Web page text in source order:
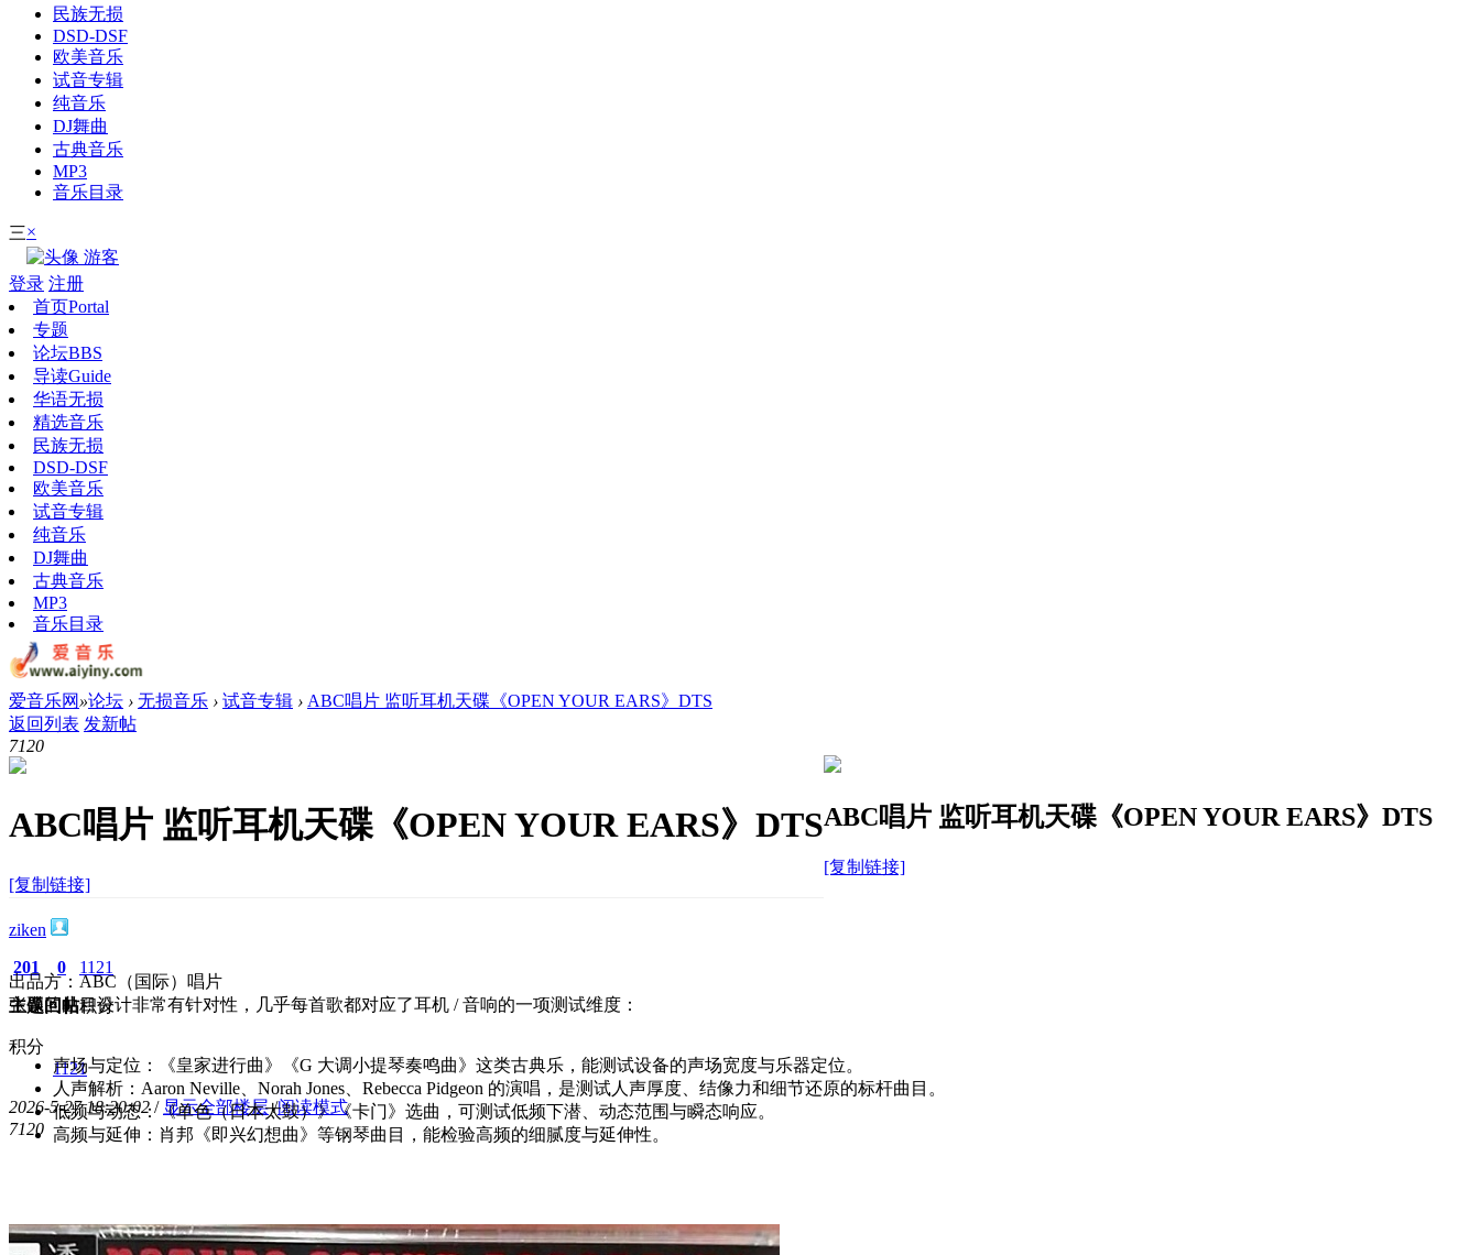
民族无损
DSD-DSF
欧美音乐
试音专辑
纯音乐
DJ舞曲
古典音乐
MP3
音乐目录
三×
游客
登录 注册
首页Portal
专题
论坛BBS
导读Guide
华语无损
精选音乐
民族无损
DSD-DSF
欧美音乐
试音专辑
纯音乐
DJ舞曲
古典音乐
MP3
音乐目录
爱音乐网 »论坛 › 无损音乐 › 试音专辑 › ABC唱片 监听耳机天碟《OPEN YOUR EARS》DTS
返回列表 发新帖
7120
ABC唱片 监听耳机天碟《OPEN YOUR EARS》DTS
[复制链接]
ABC唱片 监听耳机天碟《OPEN YOUR EARS》DTS
[复制链接]
ziken
201
主题
0
回帖
1121
积分
积分
1121
2026-5-27 18:20:02 / 显示全部楼层 /阅读模式
7120
出品方：ABC（国际）唱片
张碟的曲目设计非常有针对性，几乎每首歌都对应了耳机 / 音响的一项测试维度：
声场与定位：《皇家进行曲》《G 大调小提琴奏鸣曲》这类古典乐，能测试设备的声场宽度与乐器定位。
人声解析：Aaron Neville、Norah Jones、Rebecca Pidgeon 的演唱，是测试人声厚度、结像力和细节还原的标杆曲目。
低频与动态：《单色（日本太鼓）》《卡门》选曲，可测试低频下潜、动态范围与瞬态响应。
高频与延伸：肖邦《即兴幻想曲》等钢琴曲目，能检验高频的细腻度与延伸性。